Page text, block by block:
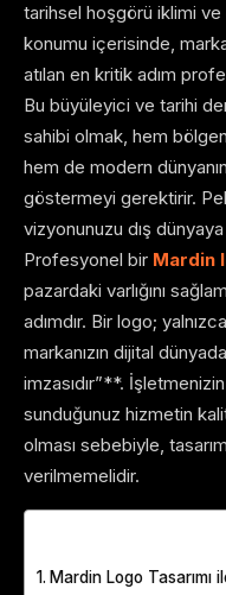
tarihsel hoşgörü iklimi
konumu içerisinde,
atılan en kritik adım
Bu büyüleyici ve tarihi
sahibi olmak, hem
hem de modern
göstermeyi gerektirir.
vizyonunuzu dış
Profesyonel bir Mardin
pazardaki varlığını
adımdır. Bir logo;
markanızın dijital
imzasıdır”**.
sunduğunuz hizmetin
olması sebebiyle,
verilmemelidir.
Mardin Logo